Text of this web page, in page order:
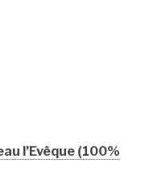
l’Evêque (100%